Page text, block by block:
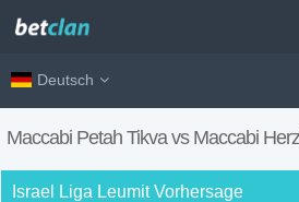
Deutsch
Maccabi Petah Tikva vs Maccabi
Israel Liga Leumit Vorhersage